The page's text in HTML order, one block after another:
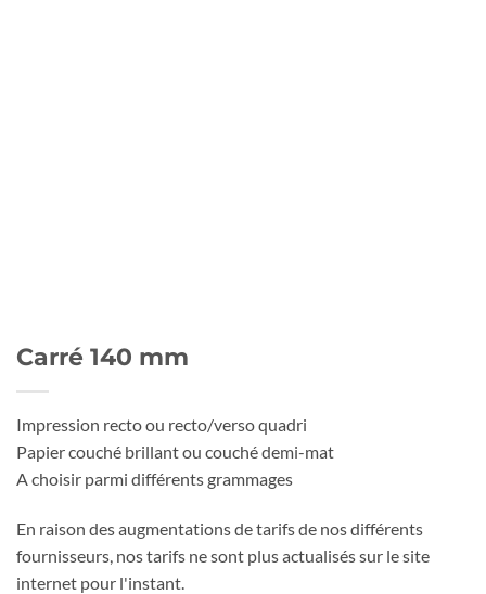
Carré 140 mm
Impression recto ou recto/verso quadri
Papier couché brillant ou couché demi-mat
A choisir parmi différents grammages
En raison des augmentations de tarifs de nos différents
fournisseurs, nos tarifs ne sont plus actualisés sur le site
internet pour l'instant.